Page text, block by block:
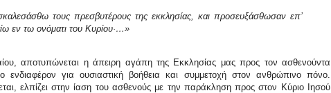
τους πρεσβυτέρους της εκκλησίας, και προσευξάσθωσαν επ’
εν τω ονόματι του Κυρίου·…»
αποτυπώνεται η άπειρη αγάπη της Εκκλησίας μας προς τον ασθενούντα
για ουσιαστική βοήθεια και συμμετοχή στον ανθρώπινο πόνο.
ελπίζει στην ίαση του ασθενούς με την παράκληση προς στον Κύριο Ιησού